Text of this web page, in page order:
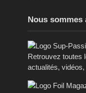
Nous sommes
Retrouvez toutes
actualités,